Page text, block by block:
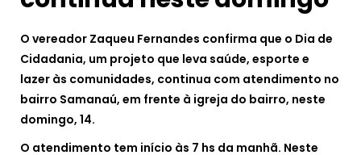
O vereador Zaqueu Fernandes confirma que o Dia de
Cidadania, um projeto que leva saúde, esporte e
lazer às comunidades, continua com atendimento no
bairro Samanaú, em frente à igreja do bairro, neste
domingo, 14.
O atendimento tem início às 7 hs da manhã. Neste